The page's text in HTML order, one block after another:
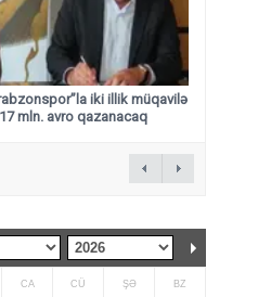
iki illik müqavilə
mln. avro qazanacaq
CA CÜ ŞƏ BZ